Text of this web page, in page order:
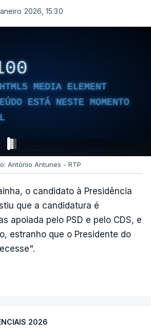
2026, 15:30
MEDIA ELEMENT
ESTÁ NESTE MOMENTO
António Antunes - RTP
o candidato à Presidência
que a candidatura é
apoiada pelo PSD e pelo CDS, e
estranho que o Presidente do
2026